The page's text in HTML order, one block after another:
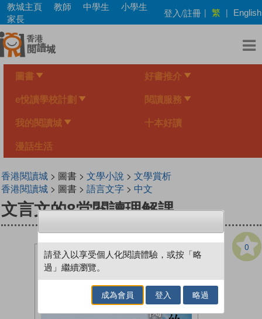
Skip
main
content
教城主頁 教師 中學生
小學生
家長
登入/註冊 | 繁 | English
圖書 好書推介
e悅讀學校計劃 閱讀服務
我的閱讀城 十本好讀
漫話生活
香港閱讀城> 圖書 > 文學小說 > 文學賞析
香港閱讀城> 圖書 > 語言文字> 中文
文言文的8堂閱讀理解課
0
請登入以享受個人化閱讀體驗，或按「略
過」繼續瀏覽。
成為會員 登入 略過